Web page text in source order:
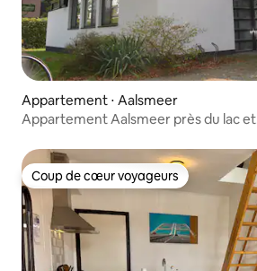
Appartement ⋅ Aalsmeer
Appartement Aalsmeer près du lac et
Coup de cœur voyageurs
Coup de cœur voyageurs